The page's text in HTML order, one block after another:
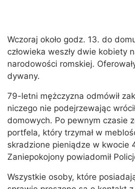
Wczoraj około godz. 13. do
człowieka weszły dwie kobiety
narodowości romskiej.
dywany.
79-letni mężczyzna odmówił
niczego nie podejrzewając
domowych. Po pewnym czasie
portfela, który trzymał w
skradzione pieniądze w kwocie
Zaniepokojony powiadomił
Wszystkie osoby, które